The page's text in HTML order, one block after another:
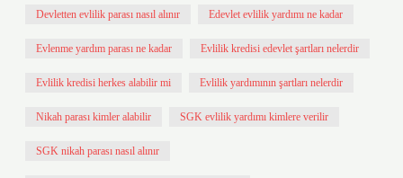
Devletten evlilik parası nasıl alınır Edevlet evlilik yardımı ne kadar
Evlenme yardım parası ne kadar Evlilik kredisi edevlet şartları nelerdir
Evlilik kredisi herkes alabilir mi Evlilik yardımının şartları nelerdir
Nikah parası kimler alabilir SGK evlilik yardımı kimlere verilir
SGK nikah parası nasıl alınır